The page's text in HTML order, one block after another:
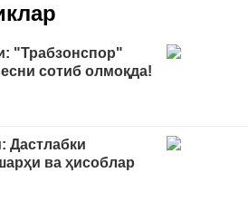
"Трабзонспор"
сотиб олмоқда!
Дастлабки
ва ҳисоблар